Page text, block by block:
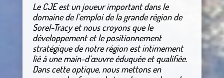
Le CJE est un joueur important dans le
domaine de l’emploi de la grande région de
Sorel-Tracy et nous croyons que le
développement et le positionnement
stratégique de notre région est intimement
lié à une main-d’œuvre éduquée et qualifiée.
Dans cette optique, nous mettons en